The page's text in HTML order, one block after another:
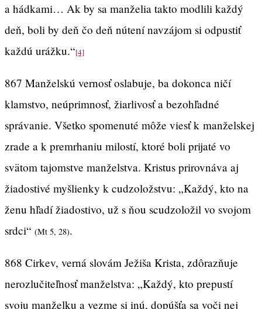
a hádkami… Ak by sa manželia takto modlili každý
deň, boli by deň čo deň nútení navzájom si odpustiť
každú urážku.“[4]
867 Manželskú vernosť oslabuje, ba dokonca ničí
klamstvo, neúprimnosť, žiarlivosť a bezohľadné
správanie. Všetko spomenuté môže viesť k manželskej
zrade a k premrhaniu milostí, ktoré boli prijaté vo
svätom tajomstve manželstva. Kristus prirovnáva aj
žiadostivé myšlienky k cudzoložstvu: „Každý, kto na
ženu hľadí žiadostivo, už s ňou scudzoložil vo svojom
srdci“ (Mt 5, 28).
868 Cirkev, verná slovám Ježiša Krista, zdôrazňuje
nerozlučiteľnosť manželstva: „Každý, kto prepustí
svoju manželku a vezme si inú, dopúšťa sa voči nej